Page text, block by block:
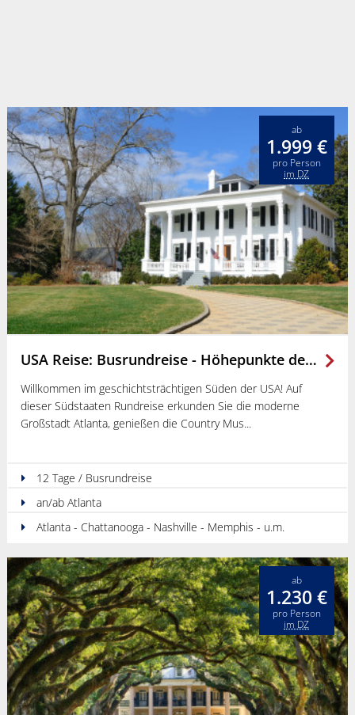
USA Reise: Busrundreise - Höhepunkte des Südens
Willkommen im geschichtsträchtigen Süden der USA! Auf
dieser Südstaaten Rundreise erkunden Sie die moderne
Großstadt Atlanta, genießen die Country Mus
12 Tage / Busrundreise
an/ab Atlanta
Atlanta - Chattanooga - Nashville - Memphis - u.m.
ab
1.999 €
pro Person
im DZ
ab
1.230 €
pro Person
im DZ